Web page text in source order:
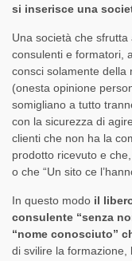
si inserisce una
Una società che
consulenti e formatori,
consci solamente della
(onesta opinione
somigliano a tutto
con la sicurezza di
clienti che non ha la
prodotto ricevuto e
o che “Un sito ce
In questo modo il
consulente “senza
“nome conosciuto”
di svilire la